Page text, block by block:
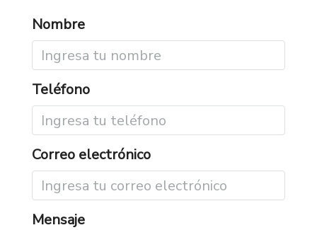
Nombre
Teléfono
Correo electrónico
Mensaje